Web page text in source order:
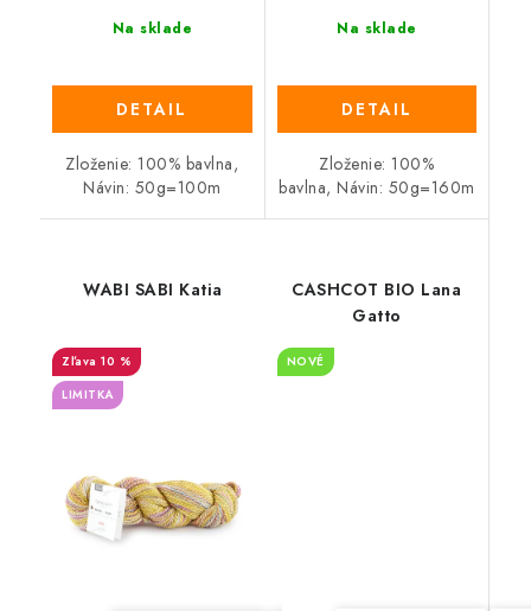
Na sklade
DETAIL
Zloženie: 100% bavlna,
Návin: 50g=100m
Na sklade
DETAIL
Zloženie: 100%
bavlna, Návin: 50g=160m
WABI SABI Katia
10 %
LIMITKA
CASHCOT BIO Lana
Gatto
NOVÉ